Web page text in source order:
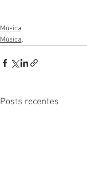
Música
Música,
Posts recentes